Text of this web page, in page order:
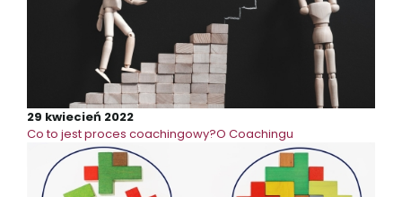
29 kwiecień 2022
Co to jest proces coachingowy?O Coachingu